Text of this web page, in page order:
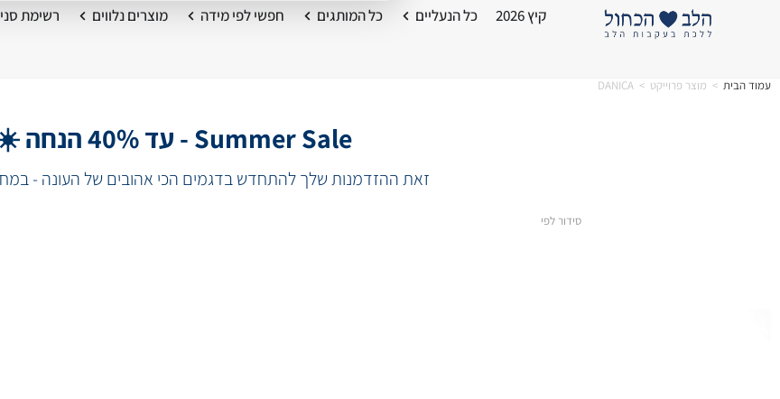
קיץ 2026 כל הנעליים כל המותגים חפשי לפי מידה מוצרים נלווים רשימת
עמוד הבית > מוצר פרוייקט >
DANICA
Summer Sale - עד 40% הנחה ☀️
זאת ההזדמנות שלך להתחדש בדגמים הכי אהובים של העונה -
סידור לפי